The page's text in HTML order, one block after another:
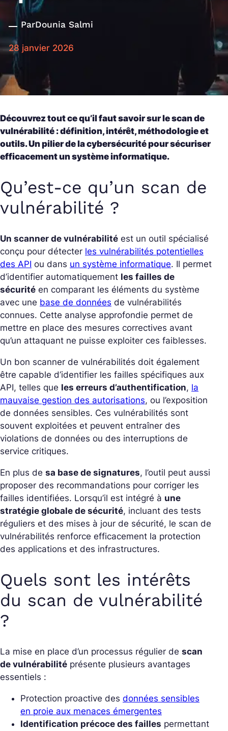
ParDounia Salmi
28 janvier 2026
Découvrez tout ce qu’il faut savoir sur le scan de
vulnérabilité : définition, intérêt, méthodologie et
outils. Un pilier de la cybersécurité pour sécuriser
efficacement un système informatique.
Qu’est-ce qu’un scan de
vulnérabilité ?
Un scanner de vulnérabilité est un outil spécialisé
conçu pour détecter les vulnérabilités potentielles
des API ou dans un système informatique. Il permet
d’identifier automatiquement les failles de
sécurité en comparant les éléments du système
avec une base de données de vulnérabilités
connues. Cette analyse approfondie permet de
mettre en place des mesures correctives avant
qu’un attaquant ne puisse exploiter ces faiblesses.
Un bon scanner de vulnérabilités doit également
être capable d’identifier les failles spécifiques aux
API, telles que les erreurs d’authentification, la
mauvaise gestion des autorisations, ou l’exposition
de données sensibles. Ces vulnérabilités sont
souvent exploitées et peuvent entraîner des
violations de données ou des interruptions de
service critiques.
En plus de sa base de signatures, l’outil peut aussi
proposer des recommandations pour corriger les
failles identifiées. Lorsqu’il est intégré à une
stratégie globale de sécurité, incluant des tests
réguliers et des mises à jour de sécurité, le scan de
vulnérabilités renforce efficacement la protection
des applications et des infrastructures.
Quels sont les intérêts
du scan de vulnérabilité
?
La mise en place d’un processus régulier de scan
de vulnérabilité présente plusieurs avantages
essentiels :
Protection proactive des données sensibles
en proie aux menaces émergentes
Identification précoce des failles permettant